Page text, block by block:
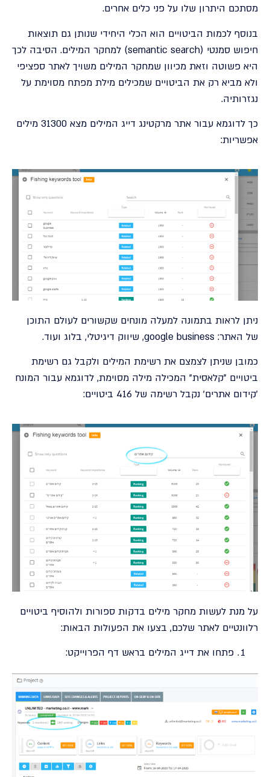
מסתכם היתרון שלו על פני כלים אחרים.
בנוסף לכמות הביטויים הוא הכלי היחידי שנותן גם תוצאות
חיפוש סמנטי (semantic search) למחקר המילים. הסיבה לכך
היא פשוטה וזאת מכיוון שמחקר המילים משויך לאתר ספציפי
ולא מביא רק את הביטויים שמכילים מילת מפתח מסוימת על
נגזרותיה.
כך לדוגמא עבור אתר מרקטינג דייג המילים מצא 31300 מילים
אפשריות:
ניתן לראות בתמונה למעלה מונחים שקשורים לעולם התוכן
של האתר: google business, שיווק דיגיטלי, בלוג ועוד.
כמובן שניתן לצמצם את רשימת המילים ולקבל גם רשימת
ביטויים "קלאסית" המכילה מילה מסוימת, לדוגמא עבור המונח
'קידום אתרים' נקבל רשימה של 416 ביטויים:
על מנת לעשות מחקר מילים בדקות ספורות ולהוסיף ביטויים
רלוונטיים לאתר שלכם, בצעו את הפעולות הבאות:
פתחו את דייג המילים בראש דף הפרוייקט: